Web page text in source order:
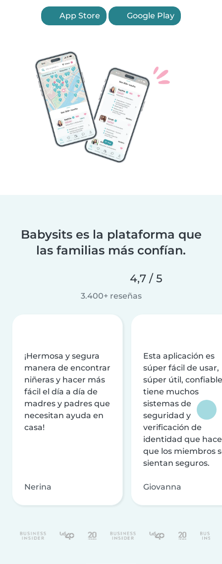
App Store Google Play
Babysits es la plataforma que
las familias más confían.
4,7 / 5
3.400+ reseñas
¡Hermosa y segura
manera de encontrar
niñeras y hacer más
fácil el día a día de
madres y padres que
necesitan ayuda en
casa!
Nerina
Esta aplicación es
súper fácil de usar,
súper útil,
tiene muchos
sistemas de
seguridad y
verificación de
identidad que
que los miembros
sientan seguros.
Giovanna